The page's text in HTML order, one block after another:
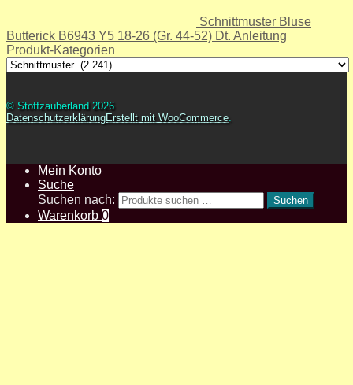
Schnittmuster Bluse
Butterick B6943 Y5 18-26 (Gr. 44-52) Dt. Anleitung
Produkt-Kategorien
© Stoffzauberland 2026
DatenschutzerklärungErstellt mit WooCommerce.
Mein Konto
Suche
Suchen nach:
Suchen
Warenkorb 0